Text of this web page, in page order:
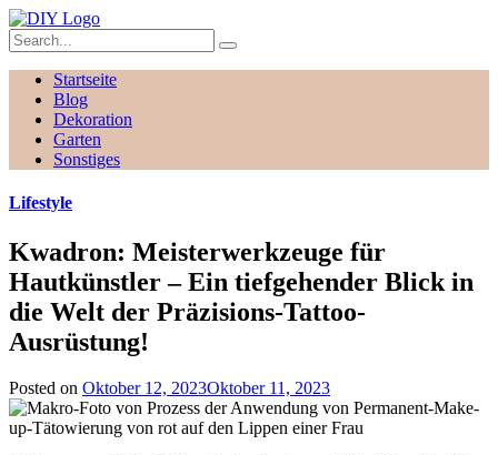
Startseite
Blog
Dekoration
Garten
Sonstiges
Lifestyle
Kwadron: Meisterwerkzeuge für
Hautkünstler – Ein tiefgehender Blick in
die Welt der Präzisions-Tattoo-
Ausrüstung!
Posted on Oktober 12, 2023Oktober 11, 2023